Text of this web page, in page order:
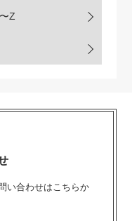
Z
い合わせはこちらか